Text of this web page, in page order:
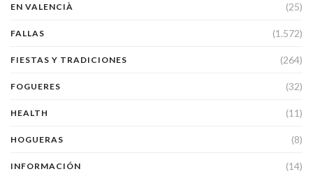
EN VALENCIÀ (25)
FALLAS (1.572)
FIESTAS Y TRADICIONES (264)
FOGUERES (32)
HEALTH (11)
HOGUERAS (8)
INFORMACIÓN (14)